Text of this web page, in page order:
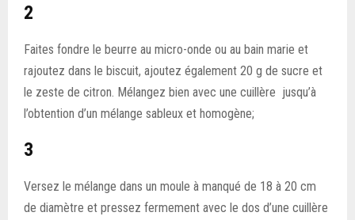
2
Faites fondre le beurre au micro-onde ou au bain marie et
rajoutez dans le biscuit, ajoutez également 20 g de sucre et
le zeste de citron. Mélangez bien avec une cuillère jusqu’à
l’obtention d’un mélange sableux et homogène;
3
Versez le mélange dans un moule à manqué de 18 à 20 cm
de diamètre et pressez fermement avec le dos d’une cuillère